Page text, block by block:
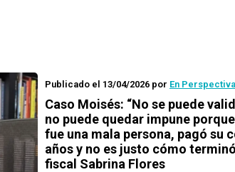
Publicado el 13/04/2026 por En Perspectiva
Caso Moisés: “No se puede
no puede quedar impune
fue una mala persona, pagó su
años y no es justo cómo
fiscal Sabrina Flores